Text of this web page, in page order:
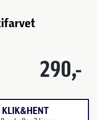
290,-
KLIK&HENT